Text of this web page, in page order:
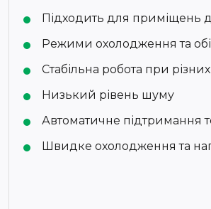
Підходить для приміщень
Режими охолодження та
Стабільна робота при
Низький рівень шуму
Автоматичне підтримання
Швидке охолодження та